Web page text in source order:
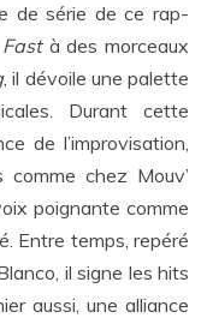
de série de ce rap-
Fastà des morceaux
, il dévoile une palette
Durant cette
de l’improvisation,
chez Mouv’
poignante comme
Entre temps, repéré
il signe les hits
aussi, une alliance